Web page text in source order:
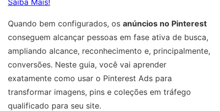
Quando bem configurados, os anúncios no Pinterest
conseguem alcançar pessoas em fase ativa de busca,
ampliando alcance, reconhecimento e, principalmente,
conversões. Neste guia, você vai aprender
exatamente como usar o Pinterest Ads para
transformar imagens, pins e coleções em tráfego
qualificado para seu site.